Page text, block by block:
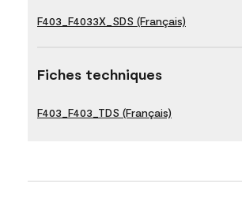
F403_F4033X_SDS (Français)
Fiches techniques
F403_F403_TDS (Français)